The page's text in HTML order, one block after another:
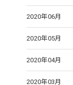
2020年06月
2020年05月
2020年04月
2020年03月